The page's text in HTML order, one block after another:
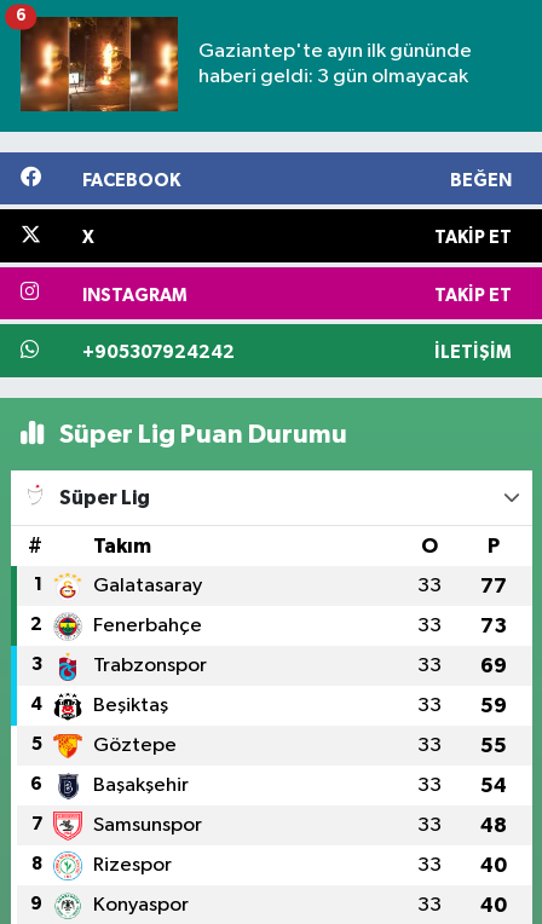
Gaziantep'te ayın ilk gününde
haberi geldi: 3 gün olmayacak
6
FACEBOOK BEĞEN
X TAKIP ET
INSTAGRAM TAKIP ET
+905307924242 İLETIŞIM
Süper Lig Puan Durumu
Süper Lig
# Takım O P
1 Galatasaray 33 77
2 Fenerbahçe 33 73
3 Trabzonspor 33 69
4 Beşiktaş 33 59
5 Göztepe 33 55
6 Başakşehir 33 54
7 Samsunspor 33 48
8 Rizespor 33 40
9 Konyaspor 33 40